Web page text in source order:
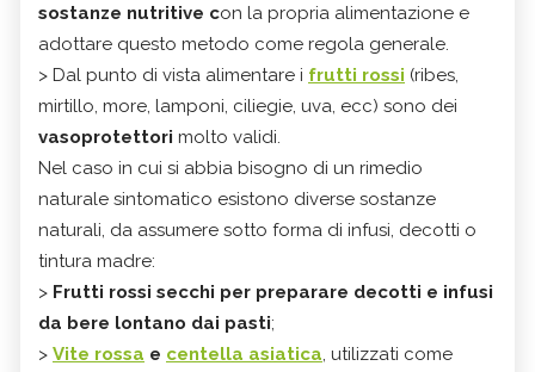
sostanze nutritive con la propria alimentazione e
adottare questo metodo come regola generale.
> Dal punto di vista alimentare i frutti rossi (ribes,
mirtillo, more, lamponi, ciliegie, uva, ecc) sono dei
vasoprotettori molto validi.
Nel caso in cui si abbia bisogno di un rimedio
naturale sintomatico esistono diverse sostanze
naturali, da assumere sotto forma di infusi, decotti o
tintura madre:
> Frutti rossi secchi per preparare decotti e infusi
da bere lontano dai pasti;
> Vite rossa e centella asiatica, utilizzati come